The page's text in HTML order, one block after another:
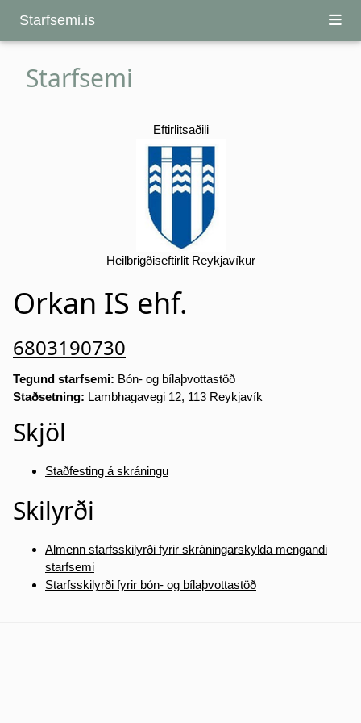
Starfsemi.is
Starfsemi
Eftirlitsaðili
Heilbrigðiseftirlit Reykjavíkur
Orkan IS ehf.
6803190730
Tegund starfsemi: Bón- og bílaþvottastöð
Staðsetning: Lambhagavegi 12, 113 Reykjavík
Skjöl
Staðfesting á skráningu
Skilyrði
Almenn starfsskilyrði fyrir skráningarskylda mengandi
starfsemi
Starfsskilyrði fyrir bón- og bílaþvottastöð